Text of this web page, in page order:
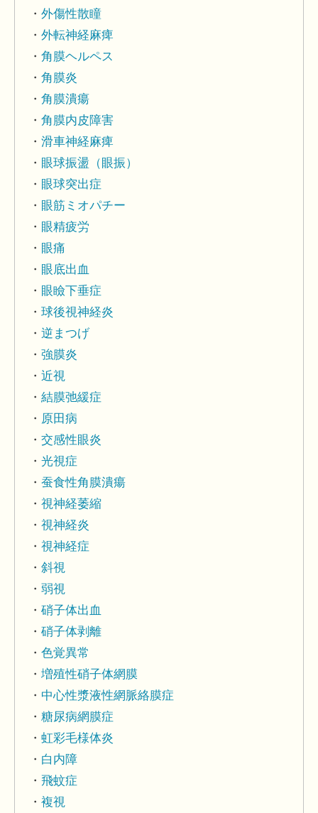
外傷性散瞳
外転神経麻痺
角膜ヘルペス
角膜炎
角膜潰瘍
角膜内皮障害
滑車神経麻痺
眼球振盪（眼振）
眼球突出症
眼筋ミオパチー
眼精疲労
眼痛
眼底出血
眼瞼下垂症
球後視神経炎
逆まつげ
強膜炎
近視
結膜弛緩症
原田病
交感性眼炎
光視症
蚕食性角膜潰瘍
視神経萎縮
視神経炎
視神経症
斜視
弱視
硝子体出血
硝子体剥離
色覚異常
増殖性硝子体網膜
中心性漿液性網脈絡膜症
糖尿病網膜症
虹彩毛様体炎
白内障
飛蚊症
複視